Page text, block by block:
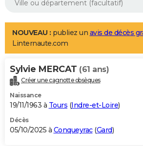
Aménagement intérieur
LIFESTYLE
Art de vivre
Bien-être
Loisirs
Mode
Modes de vie
Alimentation
Guide de la santé
Maladies
Médicaments
Sommeil
VOYAGE
Destinations
City break
Voyage nature
Voyage de noces
Forum
Climat
+PHOTO
GUIDES D'ACHAT
BONS PLANS
NOUVEAU : publiez un avis de décès
Linternaute.com
Sylvie MERCAT (61 ans)
Créer une cagnotte obsèques
Naissance
19/11/1963 à Tours (Indre-et-Loire)
Décès
05/10/2025 à Conqueyrac(Gard)